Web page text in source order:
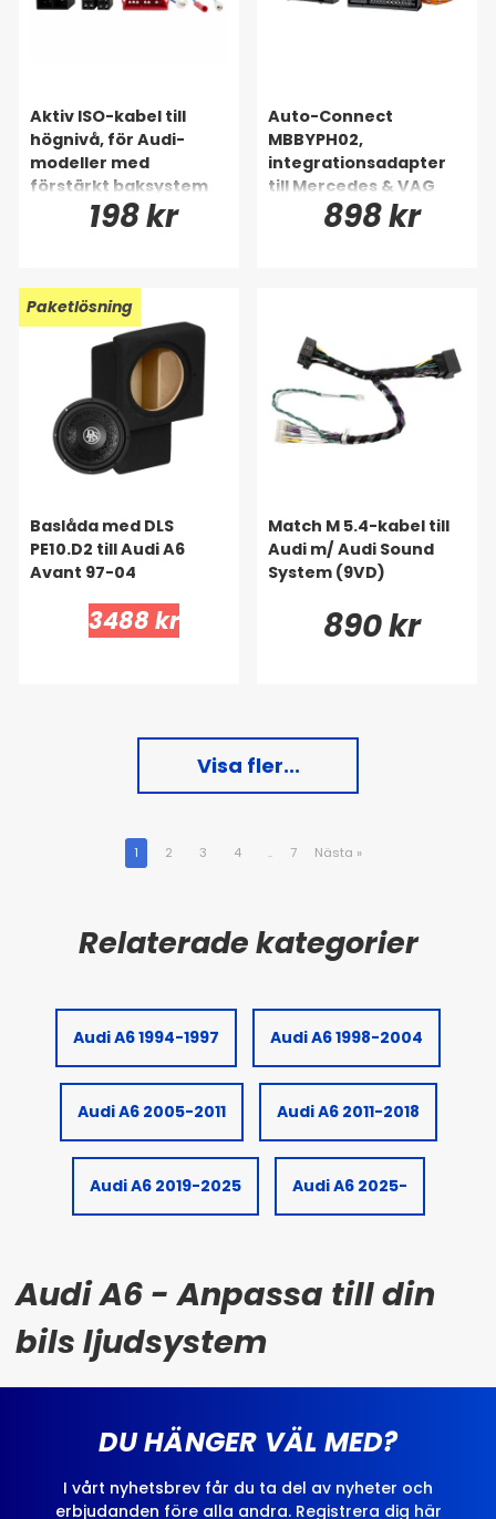
Aktiv ISO-kabel till
högnivå, för Audi-
modeller med
förstärkt baksystem
198 kr
Auto-Connect
MBBYPH02,
integrationsadapter
till Mercedes & VAG
898 kr
Paketlösning
Baslåda med DLS
PE10.D2 till Audi A6
Avant 97-04
3488 kr
Match M 5.4-kabel till
Audi m/ Audi Sound
System (9VD)
890 kr
Visa fler...
1 2 3 4 .. 7 Nästa »
Audi A6 1994-1997 Audi A6 1998-2004
Audi A6 2005-2011 Audi A6 2011-2018
Audi A6 2019-2025 Audi A6 2025-
Audi A6 - Anpassa till din
bils ljudsystem
DU HÄNGER VÄL MED?
I vårt nyhetsbrev får du ta del av nyheter och
erbjudanden före alla andra. Registrera dig här